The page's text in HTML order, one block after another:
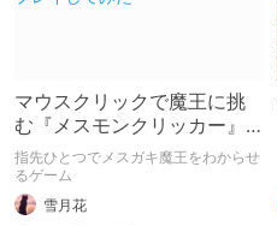
マウスクリックで魔王に挑
む『メスモンクリッカー』
体験版プレイしてみた
指先ひとつでメスガキ魔王をわからせ
るゲーム
雪月花